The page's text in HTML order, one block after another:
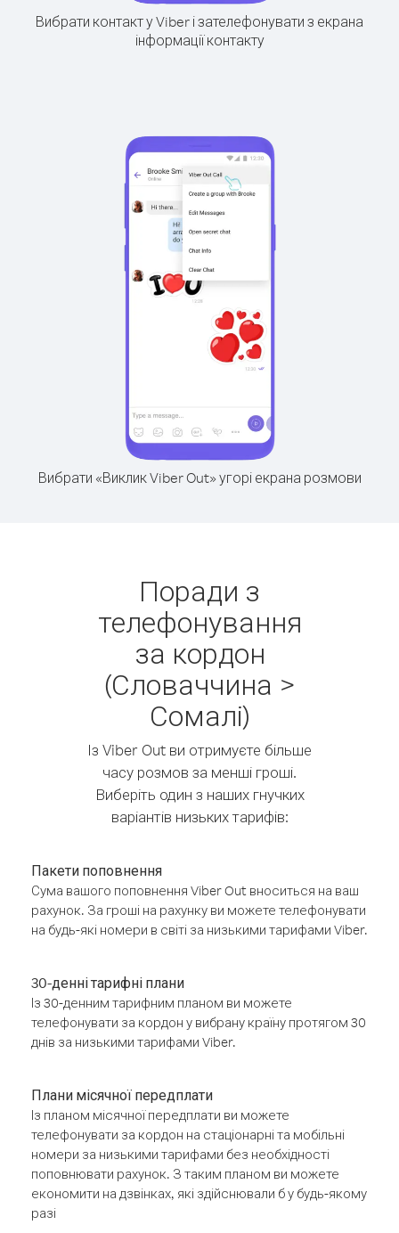
Вибрати контакт у Viber і зателефонувати з екрана
інформації контакту
Вибрати «Виклик Viber Out» угорі екрана розмови
Поради з
телефонування
за кордон
(Словаччина >
Сомалі)
Із Viber Out ви отримуєте більше
часу розмов за менші гроші.
Виберіть один з наших гнучких
варіантів низьких тарифів:
Пакети поповнення
Сума вашого поповнення Viber Out вноситься на ваш
рахунок. За гроші на рахунку ви можете телефонувати
на будь-які номери в світі за низькими тарифами Viber.
30-денні тарифні плани
Із 30-денним тарифним планом ви можете
телефонувати за кордон у вибрану країну протягом 30
днів за низькими тарифами Viber.
Плани місячної передплати
Із планом місячної передплати ви можете
телефонувати за кордон на стаціонарні та мобільні
номери за низькими тарифами без необхідності
поповнювати рахунок. З таким планом ви можете
економити на дзвінках, які здійснювали б у будь-якому
разі